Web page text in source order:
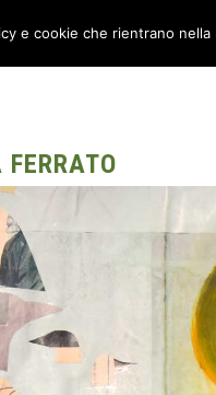
e cookie che rientrano